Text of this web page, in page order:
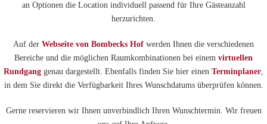
an Optionen die Location individuell passend für Ihre Gästeanzahl
herzurichten.
Auf der Webseite von Bombecks Hof werden Ihnen die verschiedenen
Bereiche und die möglichen Raumkombinationen bei einem virtuellen
Rundgang genau dargestellt. Ebenfalls finden Sie hier einen Terminplaner,
in dem Sie direkt die Verfügbarkeit Ihres Wunschdatums überprüfen können.
Gerne reservieren wir Ihnen unverbindlich Ihren Wunschtermin. Wir freuen